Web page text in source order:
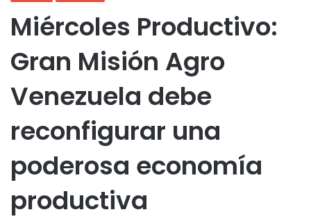
Miércoles Productivo:
Gran Misión Agro
Venezuela debe
reconfigurar una
poderosa economía
productiva